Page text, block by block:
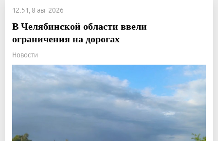
12:51, 8 авг 2026
В Челябинской области ввели
ограничения на дорогах
Новости